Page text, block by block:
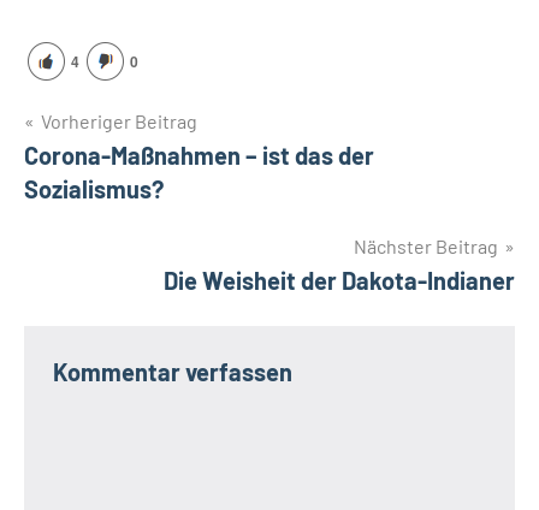
4 0
Beitragsnavigation
Vorheriger Beitrag
Corona-Maßnahmen – ist das der
Sozialismus?
Nächster Beitrag
Die Weisheit der Dakota-Indianer
Kommentar verfassen